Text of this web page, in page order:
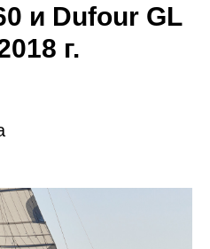
и Dufour GL
г.